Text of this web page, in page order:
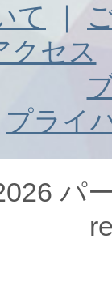
て ｜
クセス
プライ
パ